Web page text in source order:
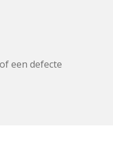
een defecte